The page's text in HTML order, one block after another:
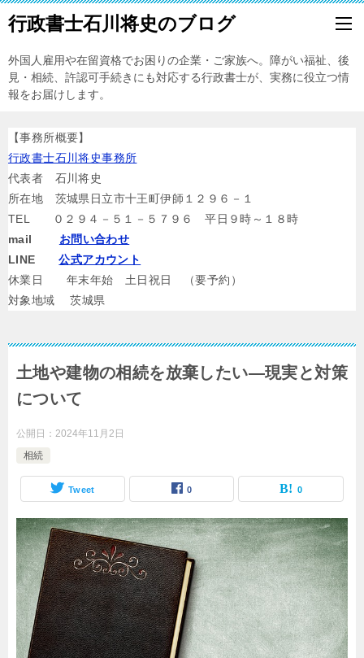
行政書士石川将史のブログ
外国人雇用や在留資格でお困りの企業・ご家族へ。障がい福祉、後
見・相続、許認可手続きにも対応する行政書士が、実務に役立つ情
報をお届けします。
【事務所概要】
行政書士石川将史事務所
代表者 石川将史
所在地 茨城県日立市十王町伊師１２９６－１
TEL ０２９４－５１－５７９６ 平日９時～１８時
mail お問い合わせ
LINE公式アカウント
休業日 年末年始 土日祝日 （要予約）
対象地域 茨城県
土地や建物の相続を放棄したい—現実と対策
について
公開日： 2024年11月2日
相続
Tweet 0 0